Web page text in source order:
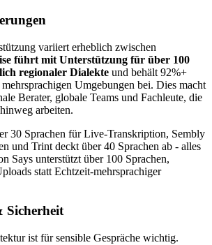
variiert erheblich zwischen
führt mit Unterstützung für über 100
regionaler Dialekte und behält 92%+
Umgebungen bei. Dies macht
Berater, globale Teams und Fachleute, die
arbeiten.
30 Sprachen für Live-Transkription, Sembly
und Trint deckt über 40 Sprachen ab - alles
Says unterstützt über 100 Sprachen,
statt Echtzeit-mehrsprachiger
Sicherheit
ist für sensible Gespräche wichtig.